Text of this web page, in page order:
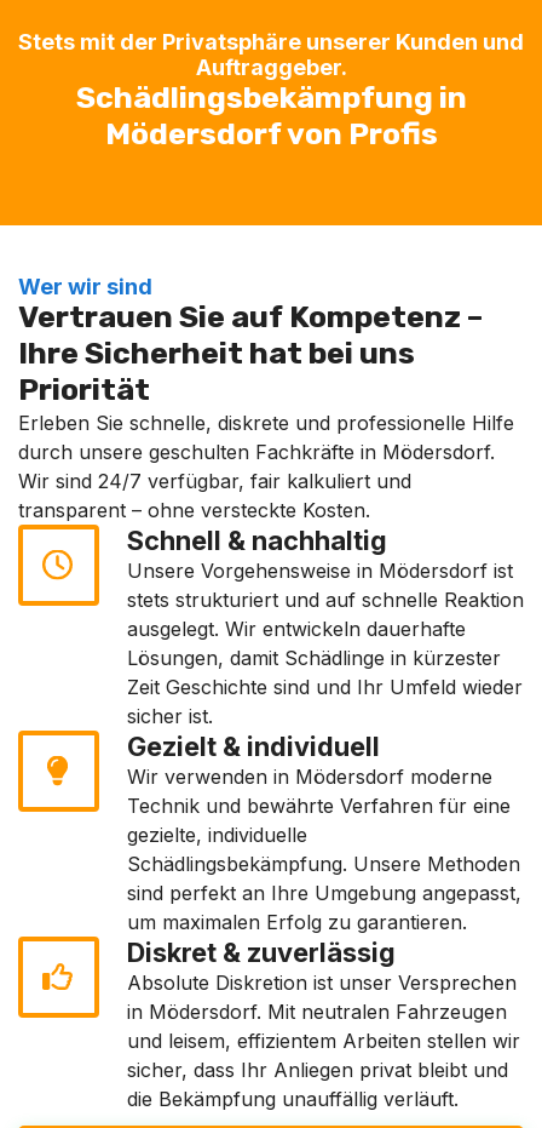
Stets mit der Privatsphäre unserer Kunden und
Auftraggeber.
Schädlingsbekämpfung in
Mödersdorf von Profis
Wer wir sind
Vertrauen Sie auf Kompetenz –
Ihre Sicherheit hat bei uns
Priorität
Erleben Sie schnelle, diskrete und professionelle Hilfe
durch unsere geschulten Fachkräfte in Mödersdorf.
Wir sind 24/7 verfügbar, fair kalkuliert und
transparent – ohne versteckte Kosten.
Schnell & nachhaltig
Unsere Vorgehensweise in Mödersdorf ist
stets strukturiert und auf schnelle Reaktion
ausgelegt. Wir entwickeln dauerhafte
Lösungen, damit Schädlinge in kürzester
Zeit Geschichte sind und Ihr Umfeld wieder
sicher ist.
Gezielt & individuell
Wir verwenden in Mödersdorf moderne
Technik und bewährte Verfahren für eine
gezielte, individuelle
Schädlingsbekämpfung. Unsere Methoden
sind perfekt an Ihre Umgebung angepasst,
um maximalen Erfolg zu garantieren.
Diskret & zuverlässig
Absolute Diskretion ist unser Versprechen
in Mödersdorf. Mit neutralen Fahrzeugen
und leisem, effizientem Arbeiten stellen wir
sicher, dass Ihr Anliegen privat bleibt und
die Bekämpfung unauffällig verläuft.